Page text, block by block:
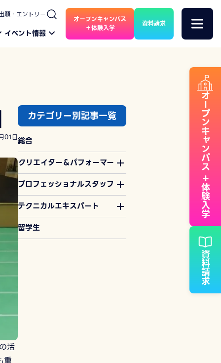
願・エントリー
イベント情報
オープンキャンパス
＋体験入学
資料請求
01日
活
カテゴリー別記事一覧
総合
クリエイター＆パフォーマー
プロフェッショナルスタッフ
テクニカルエキスパート
留学生
オープンキャンパス
＋体験入学
資料請求